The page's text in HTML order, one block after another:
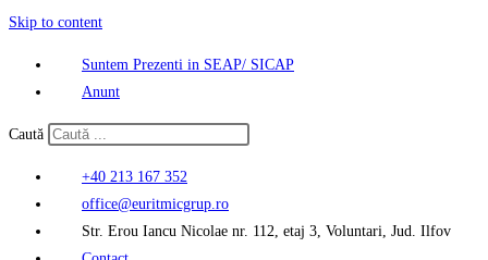
Skip to content
Suntem Prezenti in SEAP/ SICAP
Anunt
Caută
+40 213 167 352
office@euritmicgrup.ro
Str. Erou Iancu Nicolae nr. 112, etaj 3, Voluntari, Jud. Ilfov